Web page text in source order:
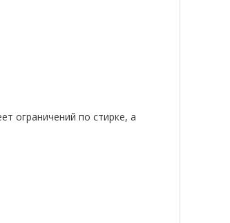
ограничений по стирке, а